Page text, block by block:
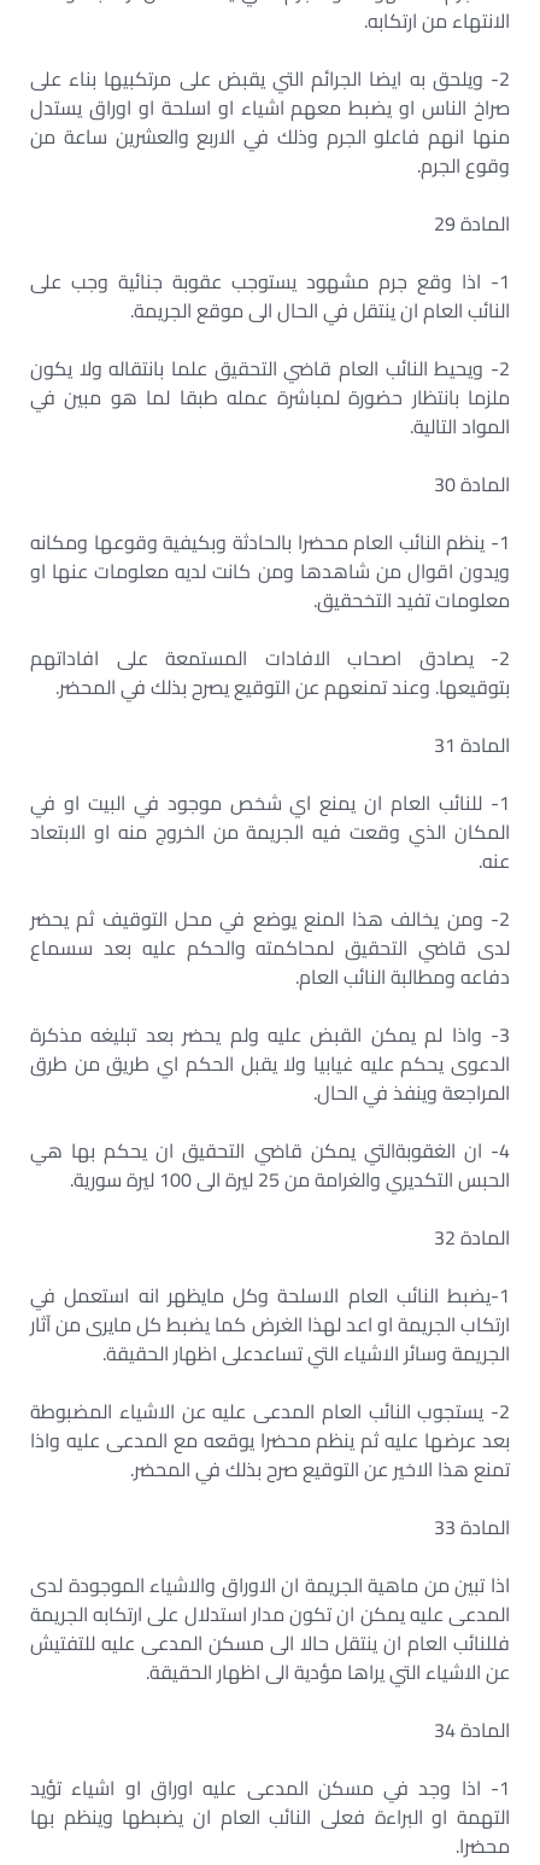
الانتهاء من ارتكابه.
2- ويلحق به ايضا الجرائم التي يقبض على مرتكبيها بناء على
صراخ الناس او يضبط معهم اشياء او اسلحة او اوراق يستدل
منها انهم فاعلو الجرم وذلك في الاربع والعشرين ساعة من
وقوع الجرم.
المادة 29
1- اذا وقع جرم مشهود يستوجب عقوبة جنائية وجب على
النائب العام ان ينتقل في الحال الى موقع الجريمة.
2- ويحيط النائب العام قاضي التحقيق علما بانتقاله ولا يكون
ملزما بانتظار حضورة لمباشرة عمله طبقا لما هو مبين في
المواد التالية.
المادة 30
1- ينظم النائب العام محضرا بالحادثة وبكيفية وقوعها ومكانه
ويدون اقوال من شاهدها ومن كانت لديه معلومات عنها او
معلومات تفيد التخحقيق.
2- يصادق اصحاب الافادات المستمعة على افاداتهم
بتوقيعها. وعند تمنعهم عن التوقيع يصرح بذلك في المحضر.
المادة 31
1- للنائب العام ان يمنع اي شخص موجود في البيت او في
المكان الذي وقعت فيه الجريمة من الخروج منه او الابتعاد
عنه.
2- ومن يخالف هذا المنع يوضع في محل التوقيف ثم يحضر
لدى قاضي التحقيق لمحاكمته والحكم عليه بعد سسماع
دفاعه ومطالبة النائب العام.
3- واذا لم يمكن القبض عليه ولم يحضر بعد تبليغه مذكرة
الدعوى يحكم عليه غيابيا ولا يقبل الحكم اي طريق من طرق
المراجعة وينفذ في الحال.
4- ان الغقوبةالتي يمكن قاضي التحقيق ان يحكم بها هي
الحبس التكديري والغرامة من 25 ليرة الى 100 ليرة سورية.
المادة 32
1-يضبط النائب العام الاسلحة وكل مايظهر انه استعمل في
ارتكاب الجريمة او اعد لهذا الغرض كما يضبط كل مايرى من آثار
الجريمة وسائر الاشياء التي تساعدعلى اظهار الحقيقة.
2- يستجوب النائب العام المدعى عليه عن الاشياء المضبوطة
بعد عرضها عليه ثم ينظم محضرا يوقعه مع المدعى عليه واذا
تمنع هذا الاخير عن التوقيع صرح بذلك في المحضر.
المادة 33
اذا تبين من ماهية الجريمة ان الاوراق والاشياء الموجودة لدى
المدعى عليه يمكن ان تكون مدار استدلال على ارتكابه الجريمة
فللنائب العام ان ينتقل حالا الى مسكن المدعى عليه للتفتيش
عن الاشياء التي يراها مؤدية الى اظهار الحقيقة.
المادة 34
1- اذا وجد في مسكن المدعى عليه اوراق او اشياء تؤيد
التهمة او البراءة فعلى النائب العام ان يضبطها وينظم بها
محضرا.